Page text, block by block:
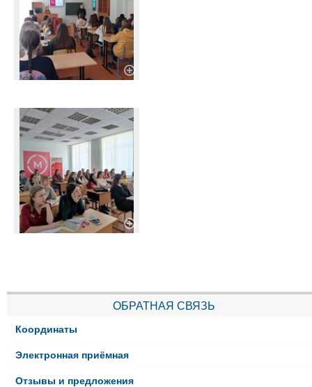
ОБРАТНАЯ СВЯЗЬ
Координаты
Электронная приёмная
Отзывы и предложения